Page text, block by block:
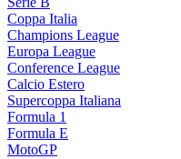
Coppa Italia
Champions League
Europa League
Conference League
Calcio Estero
Supercoppa Italiana
Formula 1
Formula E
MotoGP